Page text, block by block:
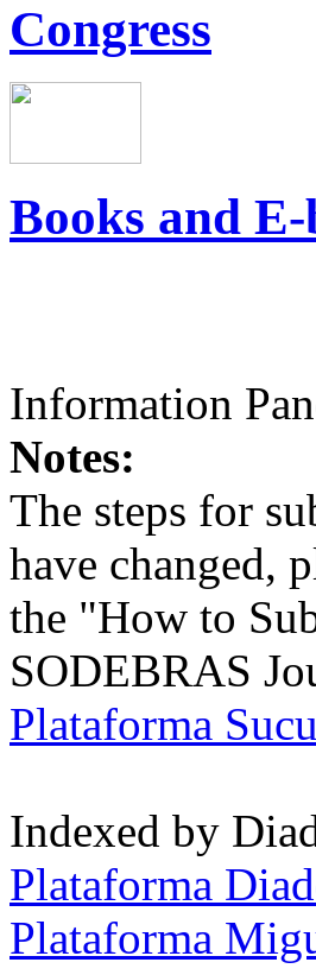
Congress
Books and
Information
Notes:
The steps for
have changed,
the "How to
SODEBRAS
Plataforma
Indexed by
Plataforma
Plataforma